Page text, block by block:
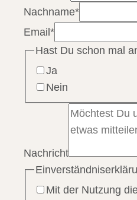
Nachname*
Email*
Hast Du schon mal
Ja
Nein
Nachricht
Mit der Nutzung